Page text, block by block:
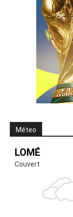
Méteo
LOMÉ
Couvert